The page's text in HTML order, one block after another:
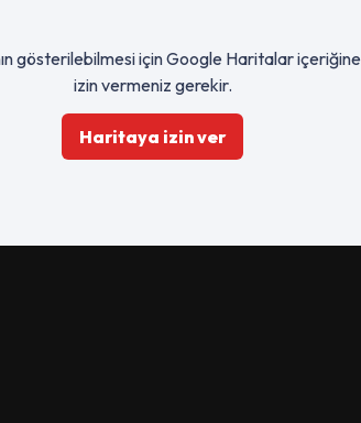
gösterilebilmesi için Google Haritalar içeriğine
izin vermeniz gerekir.
Haritaya izin ver